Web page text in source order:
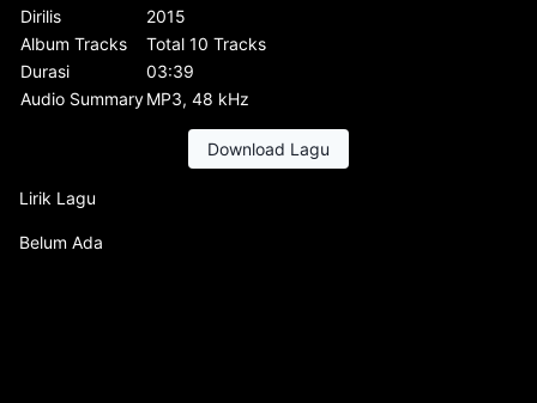
Dirilis
2015
Album Tracks
Total 10 Tracks
Durasi
03:39
Audio SummaryMP3, 48 kHz
Download Lagu
Lirik Lagu
Belum Ada